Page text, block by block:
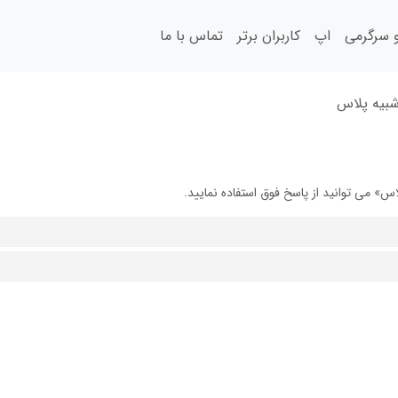
اپ کاربران برتر تماس با ما
پلاس
می توانید از پاسخ فوق استفاده نمایید.